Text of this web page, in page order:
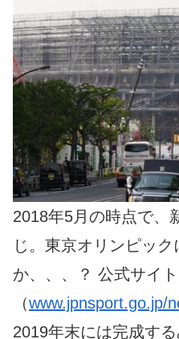
2018年5月の時点で、
じ。東京オリンピッ
か、、、？ 公式サイト
（www.jpnsport.go.jp/
2019年末には完成する